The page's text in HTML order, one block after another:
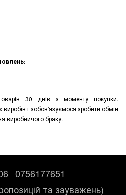
30 днів з моменту покупки.
виробів і зобов'язуємося зробити обмін
виробничого браку.
0756177651
та зауважень)